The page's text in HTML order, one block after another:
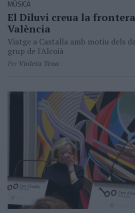
MÚSICA
El Diluvi creua la
València
Viatge a Castalla amb motiu dels
grup de l'Alcoià
Per Violeta Tena